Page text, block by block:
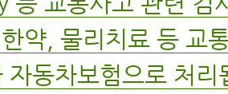
약, 물리치료 등 교
자동차보험으로 처리